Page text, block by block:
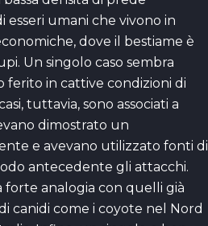
esseri umani che vivono in
dove il bestiame è
Un singolo caso sembra
ferito in cattive condizioni di
tuttavia, sono associati a
dimostrato un
e avevano utilizzato fonti di
antecedente gli attacchi.
forte analogia con quelli già
canidi come i coyote nel Nord